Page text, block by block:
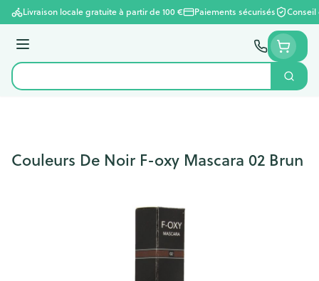
Aller au contenu
Livraison locale gratuite à partir de 100 € Paiements sécurisés
Menu
Rechercher
Couleurs De Noir F-oxy Mascara 02 Brun